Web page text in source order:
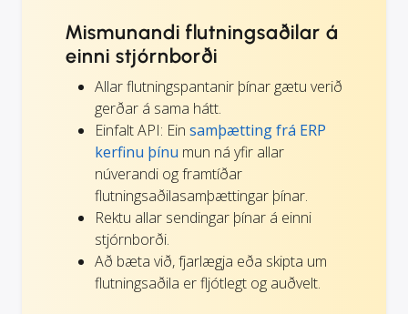
Mismunandi flutningsaðilar á
einni stjórnborði
Allar flutningspantanir þínar gætu verið
gerðar á sama hátt.
Einfalt API: Ein samþætting frá ERP
kerfinu þínu mun ná yfir allar
núverandi og framtíðar
flutningsaðilasamþættingar þínar.
Rektu allar sendingar þínar á einni
stjórnborði.
Að bæta við, fjarlægja eða skipta um
flutningsaðila er fljótlegt og auðvelt.